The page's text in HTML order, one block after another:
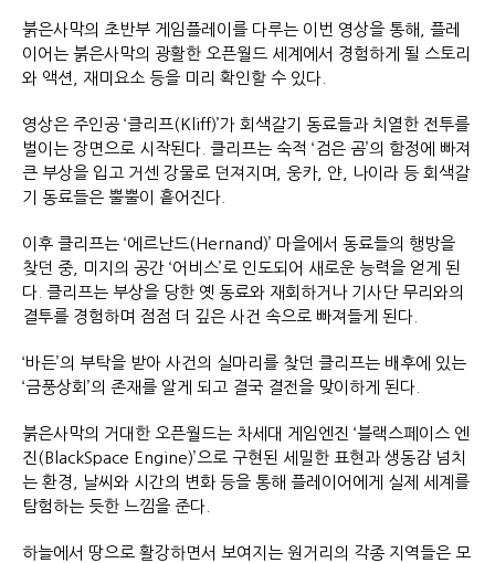
붉은사막의 초반부 게임플레이를 다루는 이번 영상을 통해, 플레
이어는 붉은사막의 광활한 오픈월드 세계에서 경험하게 될 스토리
와 액션, 재미요소 등을 미리 확인할 수 있다.
영상은 주인공 ‘클리프(Kliff)’가 회색갈기 동료들과 치열한 전투를
벌이는 장면으로 시작된다. 클리프는 숙적 ‘검은 곰’의 함정에 빠져
큰 부상을 입고 거센 강물로 던져지며, 웅카, 얀, 나이라 등 회색갈
기 동료들은 뿔뿔이 흩어진다.
이후 클리프는 ‘에르난드(Hernand)’ 마을에서 동료들의 행방을
찾던 중, 미지의 공간 ‘어비스’로 인도되어 새로운 능력을 얻게 된
다. 클리프는 부상을 당한 옛 동료와 재회하거나 기사단 무리와의
결투를 경험하며 점점 더 깊은 사건 속으로 빠져들게 된다.
‘바든’의 부탁을 받아 사건의 실마리를 찾던 클리프는 배후에 있는
‘금풍상회’의 존재를 알게 되고 결국 결전을 맞이하게 된다.
붉은사막의 거대한 오픈월드는 차세대 게임엔진 ‘블랙스페이스 엔
진(BlackSpace Engine)’으로 구현된 세밀한 표현과 생동감 넘치
는 환경, 날씨와 시간의 변화 등을 통해 플레이어에게 실제 세계를
탐험하는 듯한 느낌을 준다.
하늘에서 땅으로 활강하면서 보여지는 원거리의 각종 지역들은 모